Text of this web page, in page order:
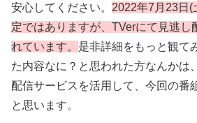
安心してください。 2022年7月23日(
定ではありますが、TVerにて見逃し
れています。 是非詳細をもっと観て
た内容なに？と思われた方なんかは
配信サービスを活用して、今回の番
と思います。